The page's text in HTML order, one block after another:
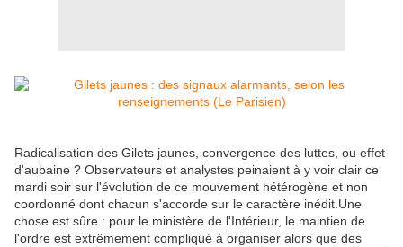
Radicalisation des Gilets jaunes, convergence des luttes, ou effet
d'aubaine ? Observateurs et analystes peinaient à y voir clair ce
mardi soir sur l'évolution de ce mouvement hétérogène et non
coordonné dont chacun s'accorde sur le caractère inédit.Une
chose est sûre : pour le ministère de l'Intérieur, le maintien de
l'ordre est extrêmement compliqué à organiser alors que des